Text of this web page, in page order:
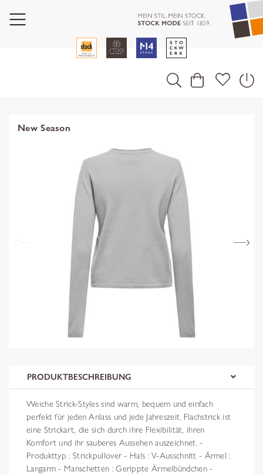
New Season
PRODUKTBESCHREIBUNG
Weiche Strick-Styles sind warm, bequem und einfach
perfekt für jeden Anlass und jede Jahreszeit. Flachstrick ist
eine Strickart, die sich durch ihre Flexibilität, ihren
Komfort und ihr sauberes Aussehen auszeichnet. -
Produkttyp : Strickpullover - Hals : V-Ausschnitt - Ärmel :
Langarm - Manschetten : Gerippte Ärmelbündchen -